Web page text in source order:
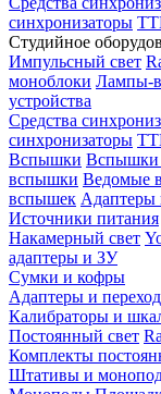
синхронизаторы
Студийное
Импульсный свет
моноблоки Лампы-
устройства
Средства
синхронизаторы
Вспышки Вспышки
вспышки Ведомые
вспышек Адаптеры
Источники питания
Накамерный свет
адаптеры и ЗУ
Сумки и кофры
Адаптеры и
Калибраторы и
Постоянный свет
Комплекты
Штативы и